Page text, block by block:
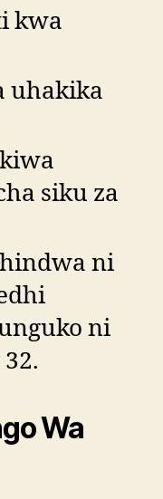
kwa
uhakika
siku za
ni
ni
Wa